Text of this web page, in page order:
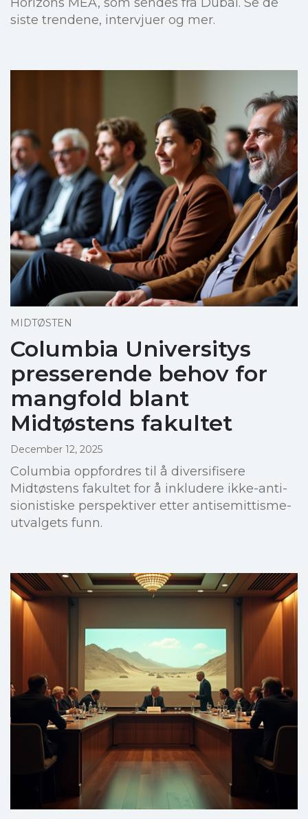
siste trendene, intervjuer og mer.
MIDTØSTEN
Columbia Universitys
presserende behov for
mangfold blant
Midtøstens fakultet
December 12, 2025
Columbia oppfordres til å diversifisere
Midtøstens fakultet for å inkludere ikke-anti-
sionistiske perspektiver etter antisemittisme-
utvalgets funn.